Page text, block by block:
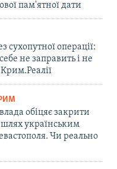
пам'ятної дати
сухопутної операції:
не заправить і не
обіцяє закрити
українським
Чи реально